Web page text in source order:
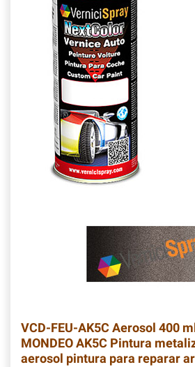
VCD-FEU-AK5C Aerosol 400
MONDEO AK5C Pintura
aerosol pintura para reparar